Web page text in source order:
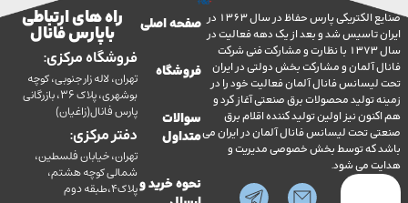
صنایع الکتریکی پارس حفاظ در سال 1363 در
شد و بعد از یک دهه فعالیت در
سال 1373 با نظارت و مشارکت فنی شرکت
و مشارکت بخش دولتی در ایران
فانال آلمان فعالیت خود را در
محصولات برق صنعتی آغاز کرد و
نیز اولین تولید کننده اقلام برق
لیسانس فانال آلمان در ایران می
توسط بخش خصوصی مدیریت و
می شود.
صفحه اصلی
فروشگاه
سوالات
متداول
نحوه خرید و
راه های ارتباطی
با پارس فانال
فروشگاه مرکزی:
تهران، لاله زار جنوبی، کوچه
بوشهری، پلاک 36، بازرگانی
پارس فانال(زاغیان)
دفتر مرکزی:
تهران، خیابان فلسطین،
شمالی کوچه هشتم،
پلاک4،طبقه دوم